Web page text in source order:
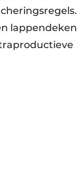
lappendeken